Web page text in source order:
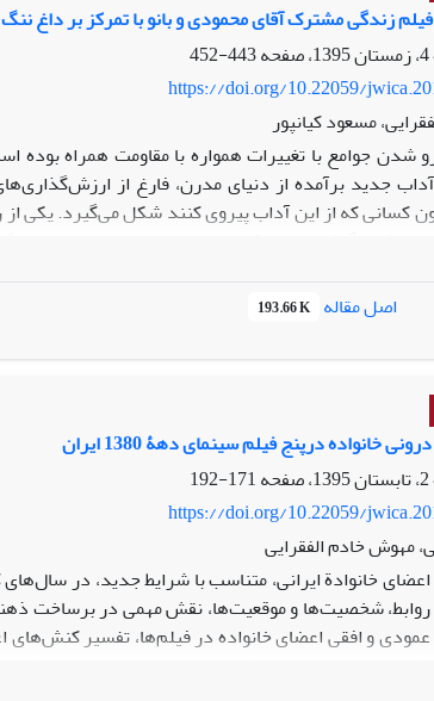
زندگی مشترک آقای محمودی و بانو با تمرکز بر داغ
443-452
https://doi.org/10.22059/
مسعود کیانپور
شدن جوامع با تغییرات همواره با مقاومت همراه
جدید برآمده از دنیای مدرن، فارغ از
کسانی که از این آداب پیروی کنند شکل‌ می‌گیرد. یکی
با قرار گرفتن در موقعیت‌هایی به‌مراتب
فیلم سینمایی
گفتمان انتقادی فرکلاف است که چهار لایۀ «سطح
زن مدرن»، «عدم پذیرش زن مدرن از سوی
استراتژی گفتمانی فیلم نشان می‌دهد که وجود
اصل مقاله 193.66 K
خانواده درپنج فیلم سینمای دهۀ 1380 ایران
171-192
https://doi.org/10.22059/
مهوش خادم الفقرایی
اعضای خانوادة ایرانی، متناسب با شرایط جدید، در
شخصیت‌ها و موقعیت‌ها، نقش مهمی در برساخت
عمودی و افقی اعضای خانواده در فیلم‌ها، تفسیر
اجتماعی و سیاسی دهة هشتاد است. روش